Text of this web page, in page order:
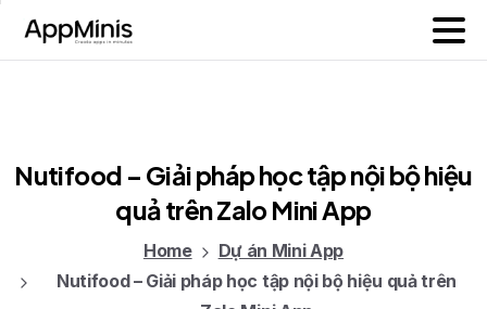
Nutifood – Giảipháphọctậpnộibộhiệu
quảtrênZaloMiniApp
Home
Dự án Mini App
Nutifood – Giải pháp học tập nội bộ hiệu quả trên